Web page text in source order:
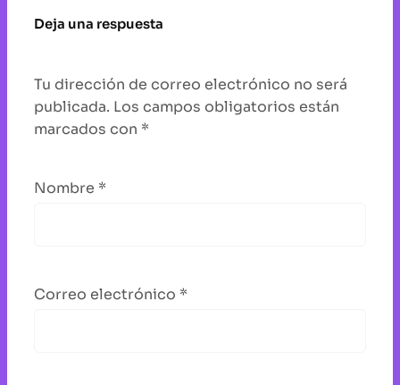
Deja una respuesta
Tu dirección de correo electrónico no será
publicada. Los campos obligatorios están
marcados con *
Nombre *
Correo electrónico *